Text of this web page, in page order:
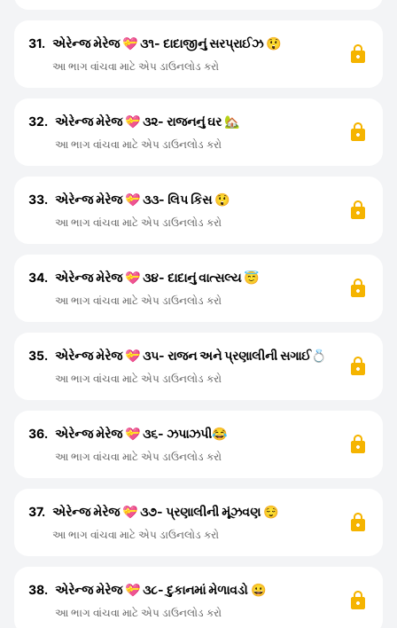
31. એરેન્જ મેરેજ 💝 ૩૧- દાદાજીનું સરપ્રાઈઝ 😲
આ ભાગ વાંચવા માટે એપ ડાઉનલોડ કરો
32. એરેન્જ મેરેજ 💝 ૩૨- રાજનનું ઘર 🏡
આ ભાગ વાંચવા માટે એપ ડાઉનલોડ કરો
33. એરેન્જ મેરેજ 💝 ૩૩- લિપ કિસ 😲
આ ભાગ વાંચવા માટે એપ ડાઉનલોડ કરો
34. એરેન્જ મેરેજ 💝 ૩૪- દાદાનું વાત્સલ્ય 😇
આ ભાગ વાંચવા માટે એપ ડાઉનલોડ કરો
35. એરેન્જ મેરેજ 💝 ૩૫- રાજન અને પ્રણાલીની સગાઈ💍
આ ભાગ વાંચવા માટે એપ ડાઉનલોડ કરો
36. એરેન્જ મેરેજ 💝 ૩૬- ઝપાઝપી😂
આ ભાગ વાંચવા માટે એપ ડાઉનલોડ કરો
37. એરેન્જ મેરેજ 💝 ૩૭- પ્રણાલીની મૂંઝવણ 😌
આ ભાગ વાંચવા માટે એપ ડાઉનલોડ કરો
38. એરેન્જ મેરેજ 💝 ૩૮- દુકાનમાં મેળાવડો 😀
આ ભાગ વાંચવા માટે એપ ડાઉનલોડ કરો